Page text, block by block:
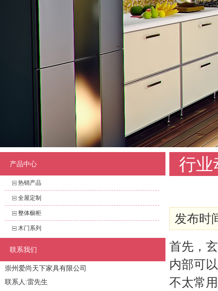
产品中心
热销产品
全屋定制
整体橱柜
木门系列
联系我们
崇州爱尚天下家具有限公司
联系人:雷先生
行业
发布时
首先，
内部可
不太常